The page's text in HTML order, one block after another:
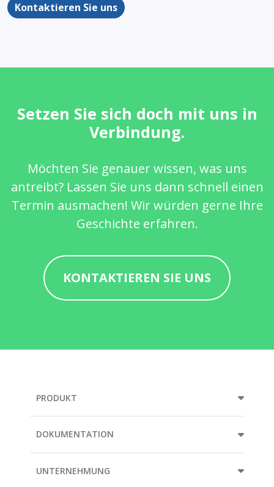
Kontaktieren Sie uns
Setzen Sie sich doch mit uns in
Verbindung.
Möchten Sie genauer wissen, was uns
antreibt? Lassen Sie uns dann schnell einen
Termin ausmachen! Wir würden gerne Ihre
Geschichte erfahren.
KONTAKTIEREN SIE UNS
PRODUKT
DOKUMENTATION
UNTERNEHMUNG